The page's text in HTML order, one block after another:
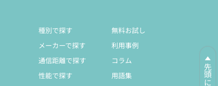
種別で探す
メーカーで探す
通信距離で探す
性能で探す
無料お試し
利用事例
コラム
用語集